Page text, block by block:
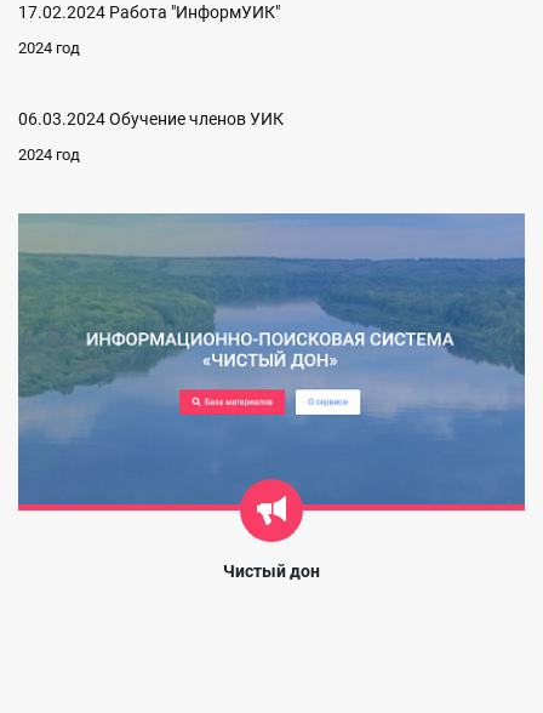
17.02.2024 Работа "ИнформУИК"
2024 год
06.03.2024 Обучение членов УИК
2024 год
Чистый дон